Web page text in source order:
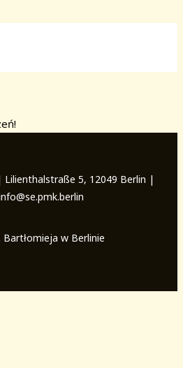
Lilienthalstraße 5, 12049 Berlin |
w Berlinie